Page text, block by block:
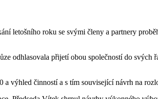
letošního roku se svými členy a partnery
odhlasovala přijetí obou společností do svých
výhled činností a s tím související návrh na